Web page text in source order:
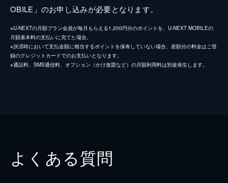
OBILE」のお申し込みが必要となります。
※U-NEXTの月額プラン会員が毎月もらえる1,200円分のポイントを、U-NEXT MOBILEの
月額基本料の支払いに充てた場合。
※決済時において支払金額に相当するポイントを保有していない場合、差額分の料金はご登
録のクレジットカードでのお支払いとなります。
※通話料、SMS通信料、オプション（かけ放題など）の月額利用料は別途発生します。
よくある質問